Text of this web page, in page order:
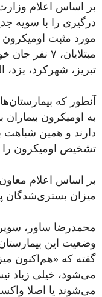
بر اساس اعلام
مورد مثبت
مبتلایان، ۷
تبریز، شهرکرد، یزد،
آنطور که
به اومیکرون
دارند و همین شباهت
تشخیص اومیکرون
بر اساس اعلام معاون
میزان بستری‌شدگان
محمدرضا ساور،
وضعیت این بیمارستان
گفته که «هم‌اکنون
می‌شود، خیلی زیاد
می‌شوند یا اصلا